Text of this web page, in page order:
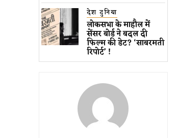
देश दुनिया
लोकसभा के माहौल में
सेंसर बोर्ड ने बदल दी
फिल्म की डेट? ‘साबरमती
रिपोर्ट’ !